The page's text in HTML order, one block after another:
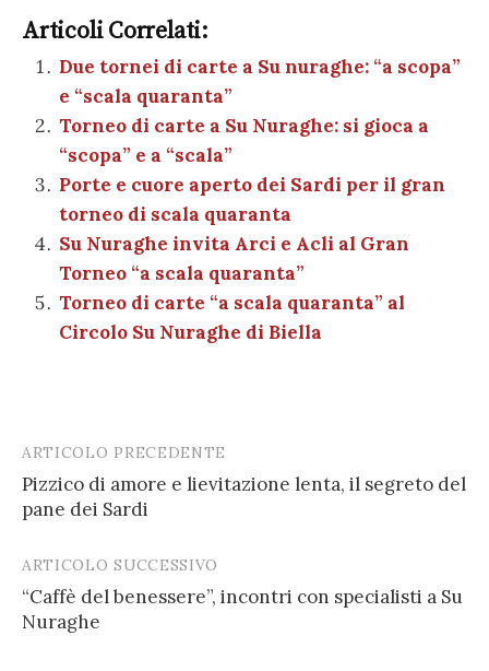
e
b
o
o
k
te
r
es
t A
p
g
er
a
m
dI et
ai
l
n
di
vi
di
Articoli Correlati:
Due tornei di carte a Su nuraghe: “a scopa”
e “scala quaranta”
Torneo di carte a Su Nuraghe: si gioca a
“scopa” e a “scala”
Porte e cuore aperto dei Sardi per il gran
torneo di scala quaranta
Su Nuraghe invita Arci e Acli al Gran
Torneo “a scala quaranta”
Torneo di carte “a scala quaranta” al
Circolo Su Nuraghe di Biella
Post
navigation
ARTICOLO PRECEDENTE
Pizzico di amore e lievitazione lenta, il segreto del
pane dei Sardi
ARTICOLO SUCCESSIVO
“Caffè del benessere”, incontri con specialisti a Su
Nuraghe